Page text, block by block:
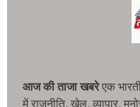
आज की ताजा खबरेएक
में राजनीति, खेल, व्यापार,